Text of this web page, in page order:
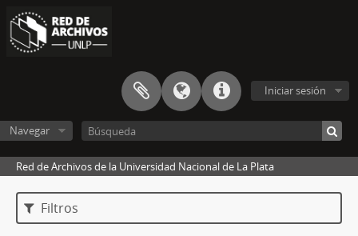
Iniciar sesión
Navegar
Red de Archivos de la Universidad Nacional de La Plata
Filtros